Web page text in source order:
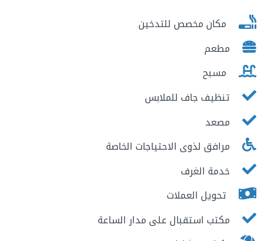
مكان مخصص للتدخين
مطعم
مسبح
تنظيف جاف للملابس
مصعد
مرافق لذوى الاحتياجات الخاصة
خدمة الغرف
تحويل العملات
مكتب استقبال على مدار الساعة